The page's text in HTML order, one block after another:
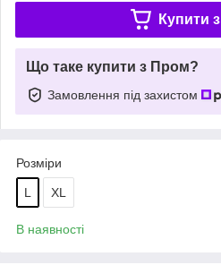
Купити з
Що таке купити з Пром?
Замовлення під захистом
Розміри
L XL
В наявності